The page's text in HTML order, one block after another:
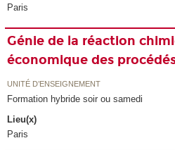
Paris
Génie de la réaction
économique des
UNITÉ D’ENSEIGNEMENT
Formation hybride soir ou samedi
Lieu(x)
Paris